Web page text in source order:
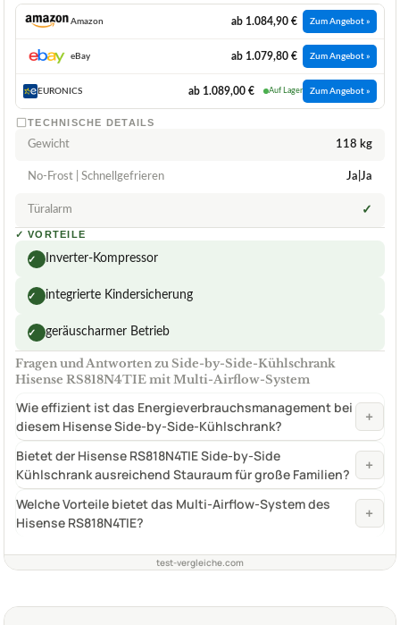
Amazon ab 1.084,90 € Zum Angebot »
eBay ab 1.079,80 € Zum Angebot »
EURONICS ab 1.089,00 € Auf Lager Zum Angebot »
TECHNISCHE DETAILS
Gewicht 118 kg
No-Frost | Schnellgefrieren Ja|Ja
Türalarm ✓
✓ VORTEILE
✓ Inverter-Kompressor
✓ integrierte Kindersicherung
✓ geräuscharmer Betrieb
Fragen und Antworten zu Side-by-Side-Kühlschrank
Hisense RS818N4TIE mit Multi-Airflow-System
Wie effizient ist das Energieverbrauchsmanagement bei
diesem Hisense Side-by-Side-Kühlschrank?
+
Bietet der Hisense RS818N4TIE Side-by-Side
Kühlschrank ausreichend Stauraum für große Familien?
+
Welche Vorteile bietet das Multi-Airflow-System des
Hisense RS818N4TIE?
+
test-vergleiche.com